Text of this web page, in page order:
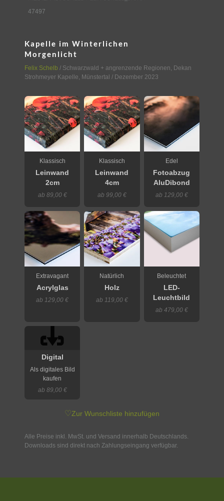
47497
Kapelle im Winterlichen
Morgenlicht
Felix Schelb / Schwarzwald + angrenzende Regionen Dekan
Strohmeyer Kapelle, Münstertal / Dezember 2023
Klassisch
Leinwand
2cm
ab 89,00 €
Klassisch
Leinwand
4cm
ab 99,00 €
Edel
Fotoabzug
AluDibond
ab 129,00 €
Extravagant
Acrylglas
ab 129,00 €
Natürlich
Holz
ab 119,00 €
Beleuchtet
LED-
Leuchtbild
ab 479,00 €
Digital
Als digitales Bild
kaufen
ab 89,00 €
♡Zur Wunschliste hinzufügen
Alle Preise inkl. MwSt. und Versand innerhalb Deutschlands.
Downloads sind direkt nach Zahlungseingang verfügbar.